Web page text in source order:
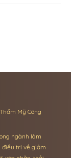
Mỹ Công
ngành làm
điều trị về giảm